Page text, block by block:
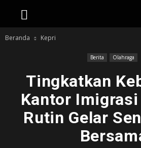
Beranda Kepri
Berita Olahraga
Tingkatkan
Kantor
Rutin Gelar